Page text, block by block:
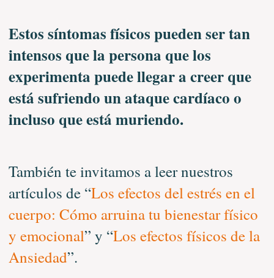
Estos síntomas físicos pueden ser tan
intensos que la persona que los
experimenta puede llegar a creer que
está sufriendo un ataque cardíaco o
incluso que está muriendo.
También te invitamos a leer nuestros
artículos de “Los efectos del estrés en el
cuerpo: Cómo arruina tu bienestar físico
y emocional” y “Los efectos físicos de la
Ansiedad”.